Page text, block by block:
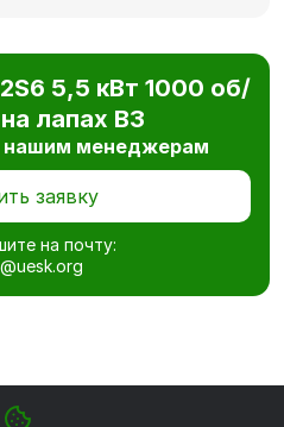
5,5 кВт 1000 об/
лапах В3
нашим менеджерам
заявку
на почту: